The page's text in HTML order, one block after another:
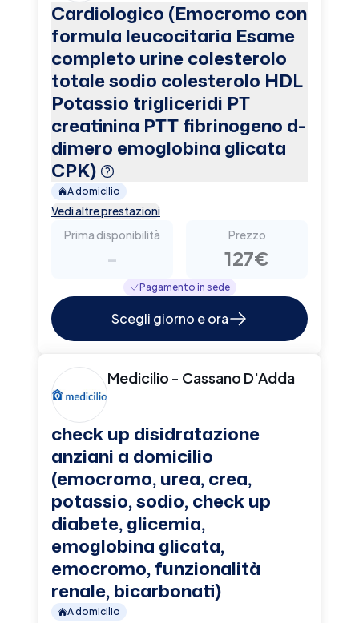
Cardiologico (Emocromo con
formula leucocitaria Esame
completo urine colesterolo
totale sodio colesterolo HDL
Potassio trigliceridi PT
creatinina PTT fibrinogeno d-
dimero emoglobina glicata
CPK)
A domicilio
Vedi altre prestazioni
Prima disponibilità
-
Prezzo
127€
Pagamento in sede
Scegli giorno e ora
Medicilio - Cassano D'Adda
check up disidratazione
anziani a domicilio
(emocromo, urea, crea,
potassio, sodio, check up
diabete, glicemia,
emoglobina glicata,
emocromo, funzionalità
renale, bicarbonati)
A domicilio